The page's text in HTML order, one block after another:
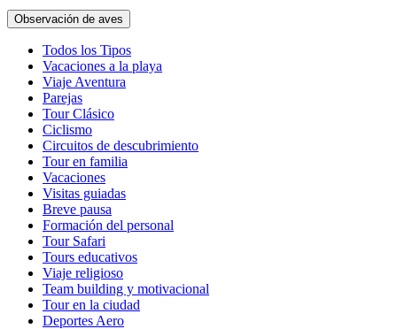
Observación de aves
Todos los Tipos
Vacaciones a la playa
Viaje Aventura
Parejas
Tour Clásico
Ciclismo
Circuitos de descubrimiento
Tour en familia
Vacaciones
Visitas guiadas
Breve pausa
Formación del personal
Tour Safari
Tours educativos
Viaje religioso
Team building y motivacional
Tour en la ciudad
Deportes Aero